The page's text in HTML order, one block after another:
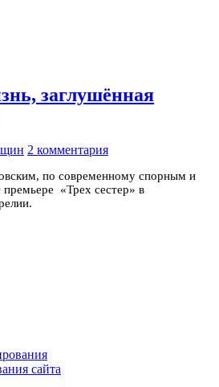
заглушённая
2 комментария
по современному спорным и
«Трех сестер» в
сайта